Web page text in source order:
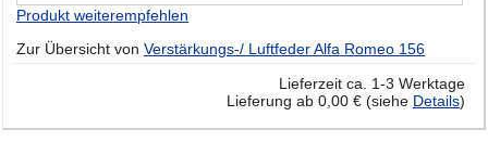
Produkt weiterempfehlen
Zur Übersicht von Verstärkungs-/ Luftfeder Alfa Romeo 156
Lieferzeit ca. 1-3 Werktage
Lieferung ab 0,00 € (siehe Details)